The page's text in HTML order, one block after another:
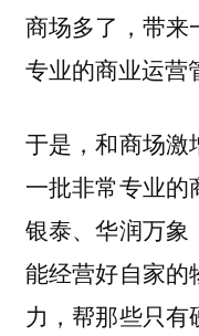
商场多了，带来
专业的商业运营
于是，和商场激
一批非常专业的
银泰、华润万象
能经营好自家的
力，帮那些只